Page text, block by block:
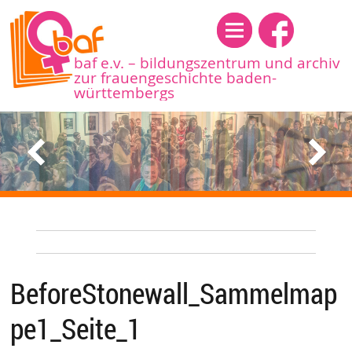
baf e.v. – bildungszentrum und archiv
zur frauengeschichte baden-
württembergs
Menü
BeforeStonewall_Sammelmap
pe1_Seite_1